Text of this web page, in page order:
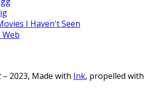
I Haven't Seen
Web
2023, Made with Ink, propelled with